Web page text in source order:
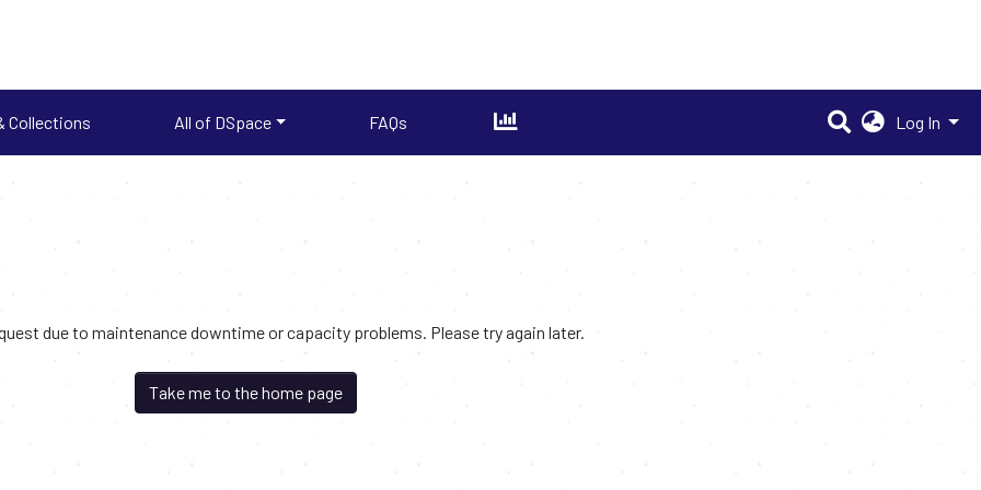
Collections All of DSpace FAQs Log In
due to maintenance downtime or capacity problems. Please try again later.
Take me to the home page